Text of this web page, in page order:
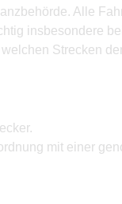
Alle
insbesondere
Strecken
mit einer